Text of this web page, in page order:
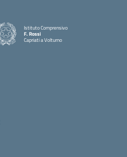
Istituto Comprensivo
F. Rossi
Capriati a Volturno
— Visita la pagina iniziale della scuola